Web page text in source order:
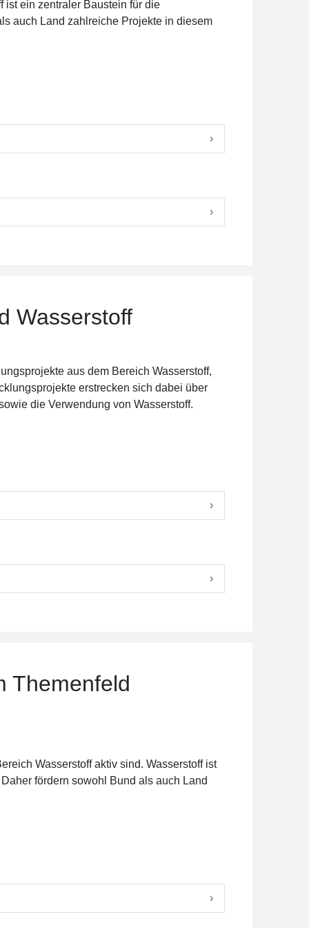
ist ein zentraler Baustein für die
auch Land zahlreiche Projekte in diesem
›
›
Wasserstoff
aus dem Bereich Wasserstoff,
erstrecken sich dabei über
die Verwendung von Wasserstoff.
›
›
Themenfeld
Wasserstoff aktiv sind. Wasserstoff ist
fördern sowohl Bund als auch Land
›